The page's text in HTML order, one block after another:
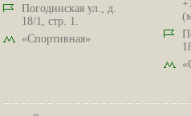
Погодинская ул., д.
18/1, стр. 1.
«Спортивная»